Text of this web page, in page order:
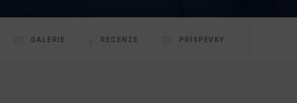
GALERIE RECENZE PRÍSPEVKY